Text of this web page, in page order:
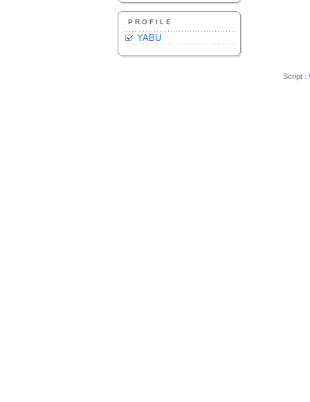
PROFILE
YABU
Script :